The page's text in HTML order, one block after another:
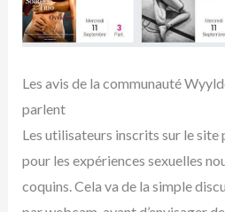
Les avis de la communauté
parlent
Les utilisateurs inscrits sur le
pour les expériences sexuelles
coquins. Cela va de la simple